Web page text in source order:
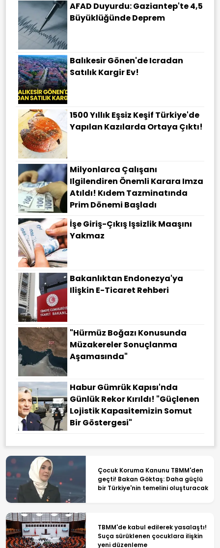
AFAD Duyurdu: Gaziantep'te 4,5
Büyüklüğünde Deprem
Balıkesir Gönen'de Icradan
Satılık Kargir Ev!
1500 Yıllık Eşsiz Keşif Türkiye'de
Yapılan Kazılarda Ortaya Çıktı!
Milyonlarca Çalışanı
Ilgilendiren Önemli Karara Imza
Atıldı! Kıdem Tazminatında
Prim Dönemi Başladı
İşe Giriş-Çıkış Işsizlik Maaşını
Yakmaz
Bakanlıktan Endonezya'ya
Ilişkin E-Ticaret Rehberi
"Hürmüz Boğazı Konusunda
Müzakereler Sonuçlanma
Aşamasında"
Habur Gümrük Kapısı'nda
Günlük Rekor Kırıldı! "Güçlenen
Lojistik Kapasitemizin Somut
Bir Göstergesi"
Çocuk Koruma Kanunu TBMM'den
geçti! Bakan Göktaş: Daha güçlü
bir Türkiye'nin temelini oluşturacak
TBMM'de kabul edilerek yasalaştı!
Suça sürüklenen çocuklara ilişkin
yeni düzenleme